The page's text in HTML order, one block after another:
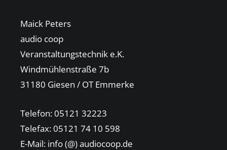
Maick Peters
audio coop
Veranstaltungstechnik e.K.
Windmühlenstraße 7b
31180 Giesen / OT Emmerke
Telefon: 05121 32223
Telefax: 05121 74 10 598
E-Mail: info (@) audiocoop.de